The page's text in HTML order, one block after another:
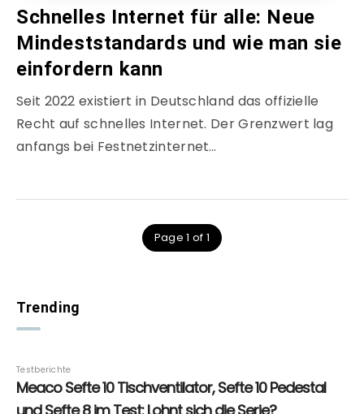
Schnelles Internet für alle: Neue
Mindeststandards und wie man sie
einfordern kann
Seit 2022 existiert in Deutschland das offizielle
Recht auf schnelles Internet. Der Grenzwert lag
anfangs bei Festnetzinternet…
Page 1 of 1
Trending